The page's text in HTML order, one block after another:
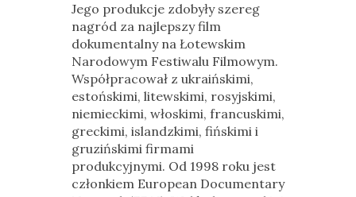
Jego produkcje zdobyły szereg
nagród za najlepszy film
dokumentalny na Łotewskim
Narodowym Festiwalu Filmowym.
Współpracował z ukraińskimi,
estońskimi, litewskimi, rosyjskimi,
niemieckimi, włoskimi, francuskimi,
greckimi, islandzkimi, fińskimi i
gruzińskimi firmami
produkcyjnymi. Od 1998 roku jest
członkiem European Documentary